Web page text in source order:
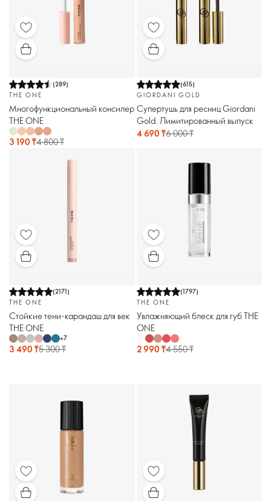
(289)
THE ONE
Многофункциональный консилер
THE ONE
3 190 ₸4 800 ₸
(615)
GIORDANI GOLD
Супертушь для ресниц Giordani
Gold. Лимитированный выпуск
4 690 ₸6 000 ₸
(2171)
THE ONE
Стойкие тени-карандаш для век
THE ONE
+7
3 490 ₸5 300 ₸
(1797)
THE ONE
Увлажняющий блеск для губ THE
ONE
2 990 ₸4 550 ₸